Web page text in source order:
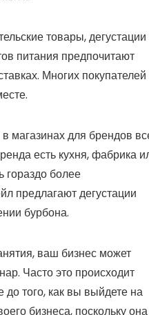
товары, дегустации
питания предпочитают
Многих покупателей
магазинах для брендов
есть кухня, фабрика
гораздо более
предлагают дегустации
бурбона.
ваш бизнес может
Часто это происходит
того, как вы выйдете на
бизнеса, поскольку она